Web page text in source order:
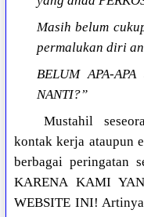
Masih belum
permalukan diri
BELUM APA-
NANTI?”
Mustahil
kontak kerja ataupun
berbagai peringatan
KARENA KAMI
WEBSITE INI!